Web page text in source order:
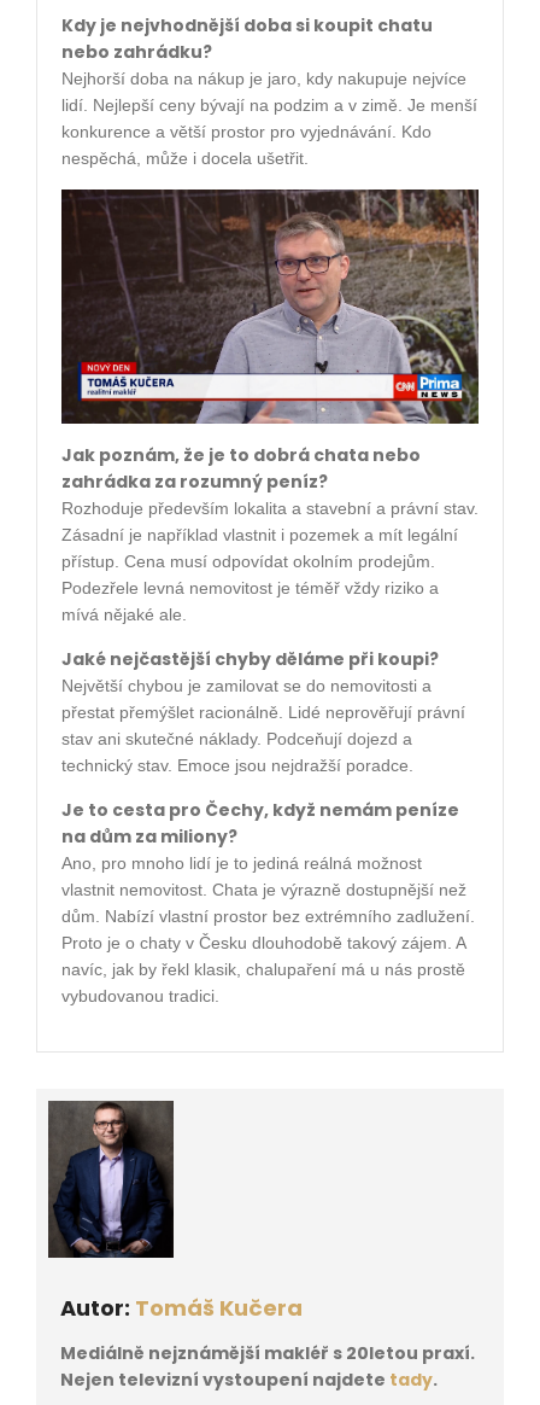
Kdy je nejvhodnější doba si koupit chatu
nebo zahrádku?
Nejhorší doba na nákup je jaro, kdy nakupuje nejvíce
lidí. Nejlepší ceny bývají na podzim a v zimě. Je menší
konkurence a větší prostor pro vyjednávání. Kdo
nespěchá, může i docela ušetřit.
Jak poznám, že je to dobrá chata nebo
zahrádka za rozumný peníz?
Rozhoduje především lokalita a stavební a právní stav.
Zásadní je například vlastnit i pozemek a mít legální
přístup. Cena musí odpovídat okolním prodejům.
Podezřele levná nemovitost je téměř vždy riziko a
mívá nějaké ale.
Jaké nejčastější chyby děláme při koupi?
Největší chybou je zamilovat se do nemovitosti a
přestat přemýšlet racionálně. Lidé neprověřují právní
stav ani skutečné náklady. Podceňují dojezd a
technický stav. Emoce jsou nejdražší poradce.
Je to cesta pro Čechy, když nemám peníze
na dům za miliony?
Ano, pro mnoho lidí je to jediná reálná možnost
vlastnit nemovitost. Chata je výrazně dostupnější než
dům. Nabízí vlastní prostor bez extrémního zadlužení.
Proto je o chaty v Česku dlouhodobě takový zájem. A
navíc, jak by řekl klasik, chalupaření má u nás prostě
vybudovanou tradici.
Autor: Tomáš Kučera
Mediálně nejznámější makléř s 20letou praxí.
Nejen televizní vystoupení najdete tady.